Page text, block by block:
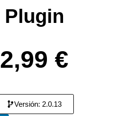
Plugin
2,99 €
Versión: 2.0.13